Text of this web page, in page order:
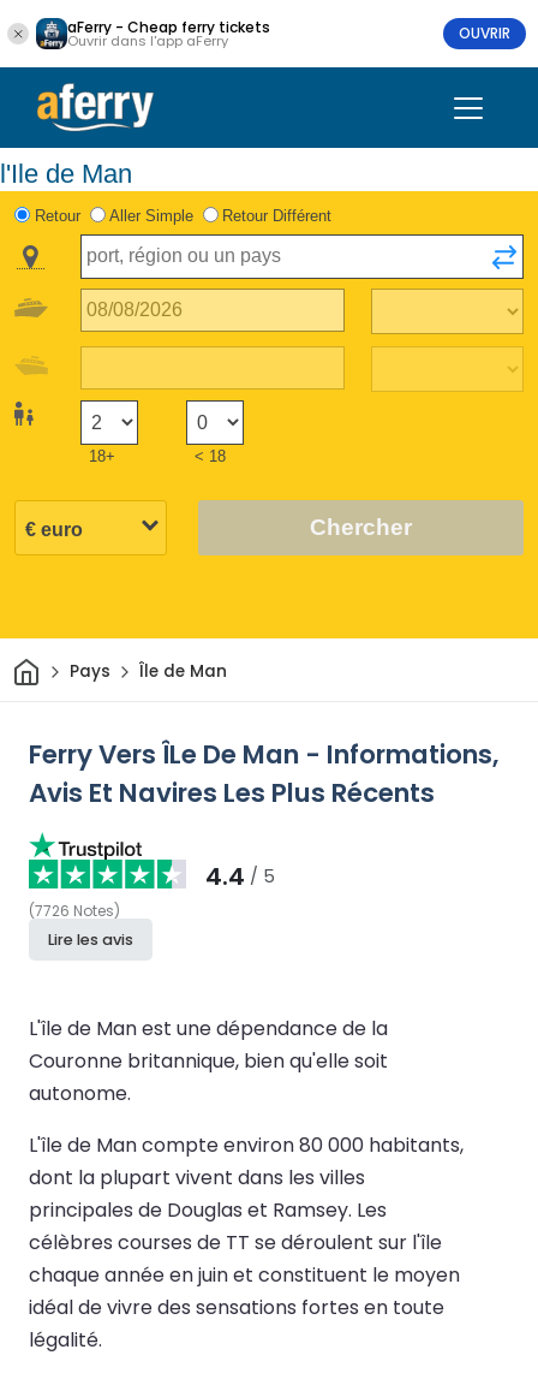
aFerry - Cheap ferry tickets
Ouvrir dans l'app aFerry OUVRIR
l'Ile de Man
Retour Aller Simple Retour Différent
18+ < 18
Chercher
Maison
Pays Île de Man
Ferry Vers ÎLe De Man - Informations,
Avis Et Navires Les Plus Récents
4.4 / 5
(7726 Notes)
Lire les avis
L'île de Man est une dépendance de la
Couronne britannique, bien qu'elle soit
autonome.
L'île de Man compte environ 80 000 habitants,
dont la plupart vivent dans les villes
principales de Douglas et Ramsey. Les
célèbres courses de TT se déroulent sur l'île
chaque année en juin et constituent le moyen
idéal de vivre des sensations fortes en toute
légalité.